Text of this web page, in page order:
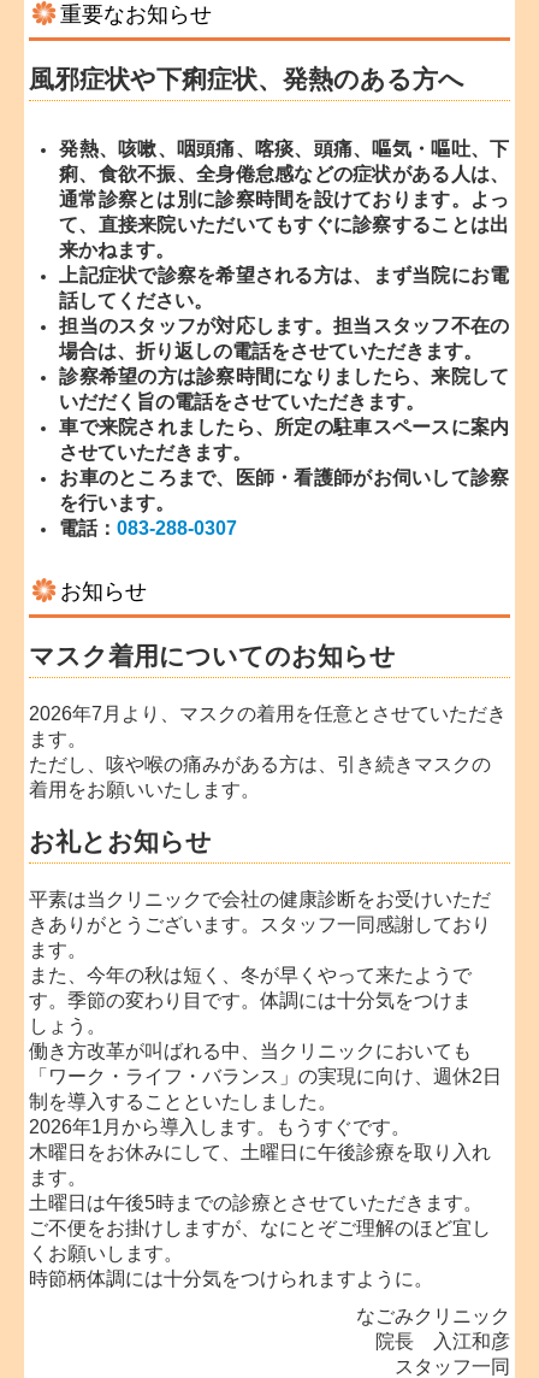
重要なお知らせ
風邪症状や下痢症状、発熱のある方へ
発熱、咳嗽、咽頭痛、喀痰、頭痛、嘔気・嘔吐、下
痢、食欲不振、全身倦怠感などの症状がある人は、
通常診察とは別に診察時間を設けております。よっ
て、直接来院いただいてもすぐに診察することは出
来かねます。
上記症状で診察を希望される方は、まず当院にお電
話してください。
担当のスタッフが対応します。担当スタッフ不在の
場合は、折り返しの電話をさせていただきます。
診察希望の方は診察時間になりましたら、来院して
いだだく旨の電話をさせていただきます。
車で来院されましたら、所定の駐車スペースに案内
させていただきます。
お車のところまで、医師・看護師がお伺いして診察
を行います。
電話：083-288-0307
お知らせ
マスク着用についてのお知らせ
2026年7月より、マスクの着用を任意とさせていただき
ます。
ただし、咳や喉の痛みがある方は、引き続きマスクの
着用をお願いいたします。
お礼とお知らせ
平素は当クリニックで会社の健康診断をお受けいただ
きありがとうございます。スタッフ一同感謝しており
ます。
また、今年の秋は短く、冬が早くやって来たようで
す。季節の変わり目です。体調には十分気をつけま
しょう。
働き方改革が叫ばれる中、当クリニックにおいても
「ワーク・ライフ・バランス」の実現に向け、週休2日
制を導入することといたしました。
2026年1月から導入します。もうすぐです。
木曜日をお休みにして、土曜日に午後診療を取り入れ
ます。
土曜日は午後5時までの診療とさせていただきます。
ご不便をお掛けしますが、なにとぞご理解のほど宜し
くお願いします。
時節柄体調には十分気をつけられますように。
なごみクリニック
院長 入江和彦
スタッフ一同